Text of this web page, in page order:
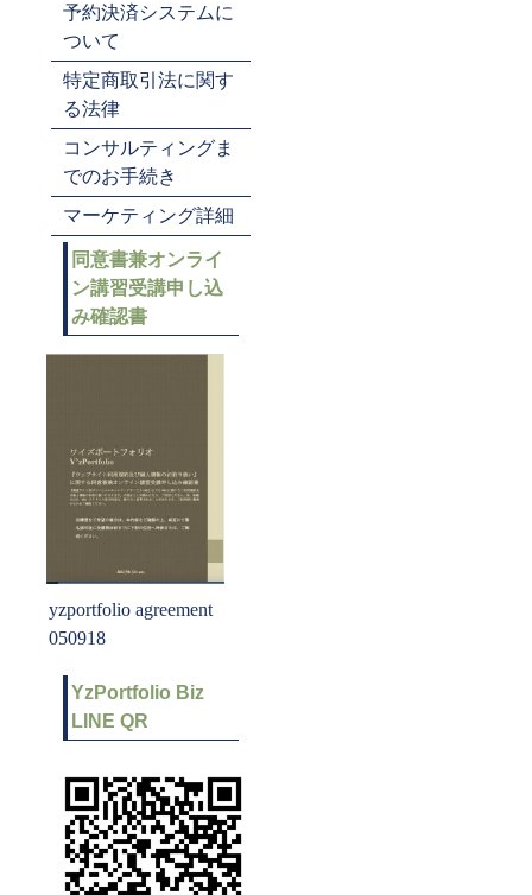
予約決済システムに
ついて
特定商取引法に関す
る法律
コンサルティングま
でのお手続き
マーケティング詳細
同意書兼オンライ
ン講習受講申し込
み確認書
yzportfolio agreement
050918
YzPortfolio Biz
LINE QR